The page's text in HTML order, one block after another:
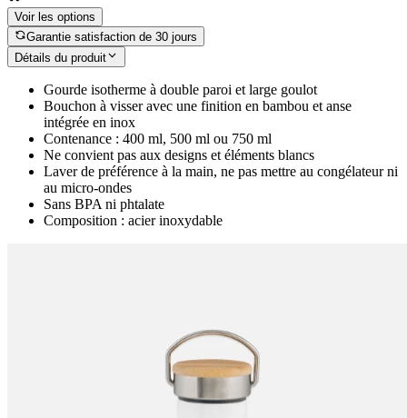
Voir les options
Garantie satisfaction de 30 jours
Détails du produit
Gourde isotherme à double paroi et large goulot
Bouchon à visser avec une finition en bambou et anse
intégrée en inox
Contenance : 400 ml, 500 ml ou 750 ml
Ne convient pas aux designs et éléments blancs
Laver de préférence à la main, ne pas mettre au congélateur ni
au micro-ondes
Sans BPA ni phtalate
Composition : acier inoxydable